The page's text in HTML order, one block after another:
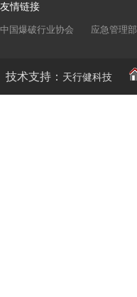
友情链接
中国爆破行业协会 应急管理部
技术支持： 天行健科技